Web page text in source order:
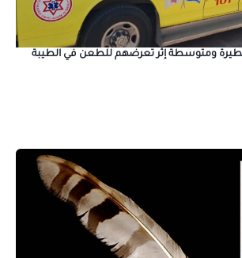
ومتوسطة إثر تعرضهم للطعن في الطيبة